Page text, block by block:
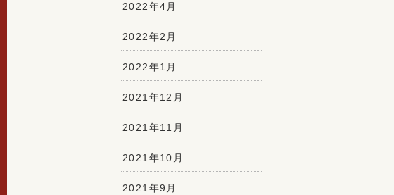
2022年4月
2022年2月
2022年1月
2021年12月
2021年11月
2021年10月
2021年9月